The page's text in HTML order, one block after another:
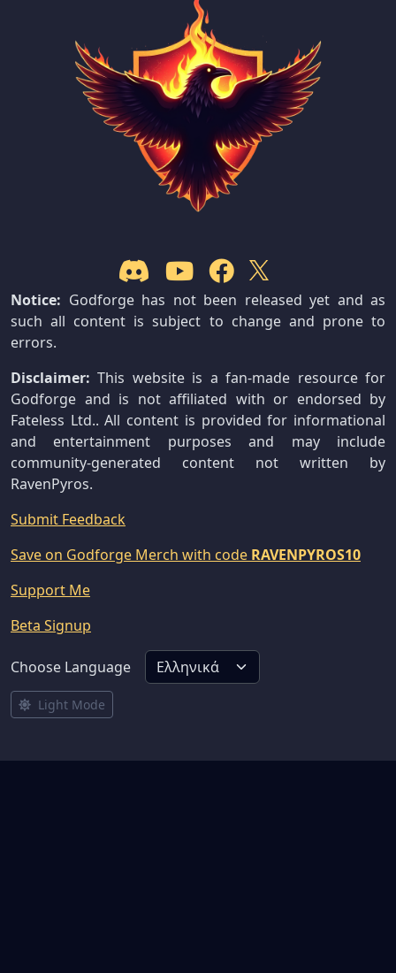
Notice: Godforge has not been released yet and as
such all content is subject to change and prone to
errors.
Disclaimer: This website is a fan-made resource for
Godforge and is not affiliated with or endorsed by
Fateless Ltd.. All content is provided for informational
and entertainment purposes and may include
community-generated content not written by
RavenPyros.
Submit Feedback
Save on Godforge Merch with code RAVENPYROS10
Support Me
Beta Signup
Choose Language
Light Mode